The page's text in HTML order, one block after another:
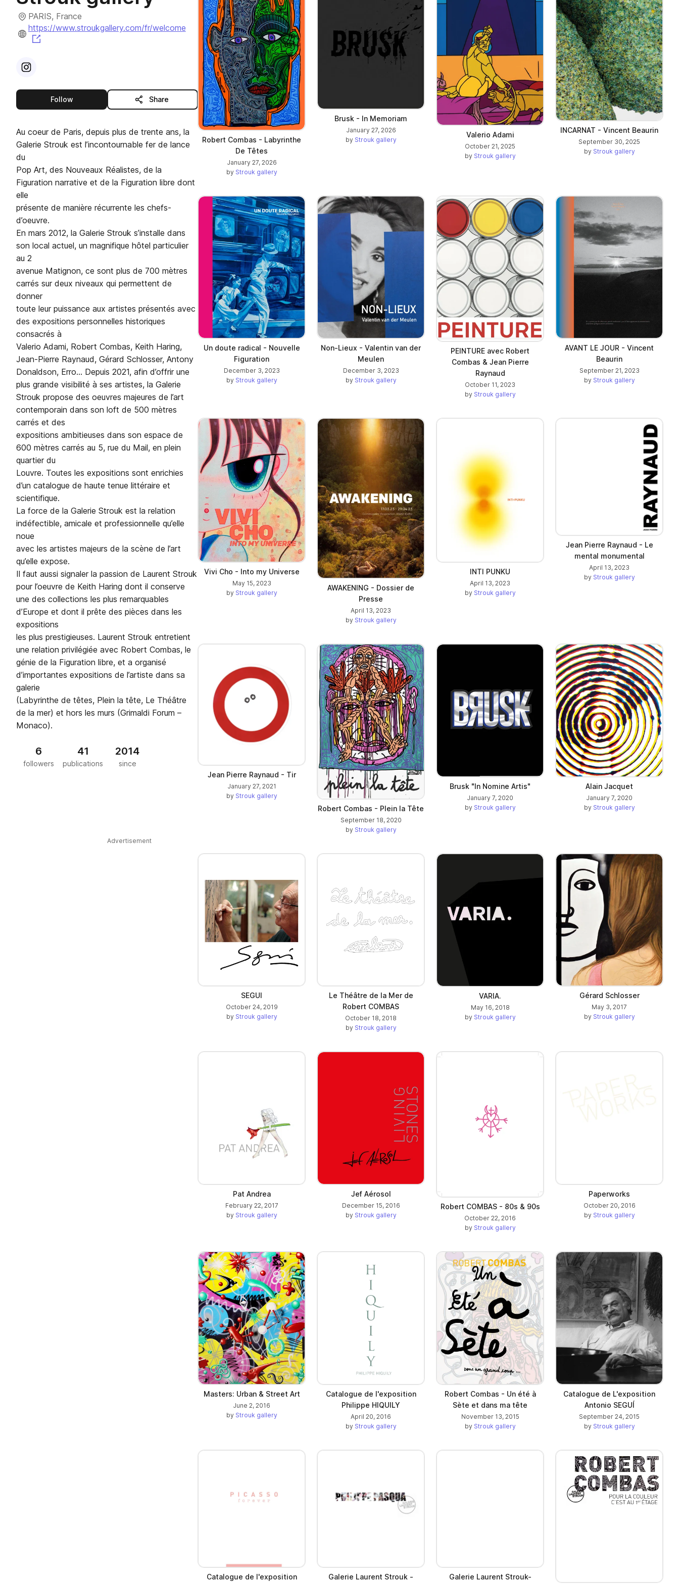
PARIS, France
https://www.stroukgallery.com/fr/welcome
Visit
Followthis publisher Share
Au coeur de Paris, depuis plus de trente ans, la
Galerie Strouk est l’incontournable fer de lance
du
Pop Art, des Nouveaux Réalistes, de la
Figuration narrative et de la Figuration libre dont
elle
présente de manière récurrente les chefs-
d’oeuvre.
En mars 2012, la Galerie Strouk s’installe dans
son local actuel, un magnifique hôtel particulier
au 2
avenue Matignon, ce sont plus de 700 mètres
carrés sur deux niveaux qui permettent de
donner
toute leur puissance aux artistes présentés avec
des expositions personnelles historiques
consacrés à
Valerio Adami, Robert Combas, Keith Haring,
Jean-Pierre Raynaud, Gérard Schlosser, Antony
Donaldson, Erro… Depuis 2021, afin d’offrir une
plus grande visibilité à ses artistes, la Galerie
Strouk propose des oeuvres majeures de l’art
contemporain dans son loft de 500 mètres
carrés et des
expositions ambitieuses dans son espace de
600 mètres carrés au 5, rue du Mail, en plein
quartier du
Louvre. Toutes les expositions sont enrichies
d’un catalogue de haute tenue littéraire et
scientifique.
La force de la Galerie Strouk est la relation
indéfectible, amicale et professionnelle qu’elle
noue
avec les artistes majeurs de la scène de l’art
qu’elle expose.
Il faut aussi signaler la passion de Laurent Strouk
pour l’oeuvre de Keith Haring dont il conserve
une des collections les plus remarquables
d’Europe et dont il prête des pièces dans les
expositions
les plus prestigieuses. Laurent Strouk entretient
une relation privilégiée avec Robert Combas, le
génie de la Figuration libre, et a organisé
d’importantes expositions de l’artiste dans sa
galerie
(Labyrinthe de têtes, Plein la tête, Le Théâtre
de la mer) et hors les murs (Grimaldi Forum –
Monaco).
6
followers
41
publications
2014
since
Advertisement
Robert Combas - Labyrinthe
De Têtes
January 27, 2026
by Strouk gallery
Brusk - In Memoriam
January 27, 2026
by Strouk gallery
Valerio Adami
October 21, 2025
by Strouk gallery
INCARNAT - Vincent Beaurin
September 30, 2025
by Strouk gallery
Un doute radical - Nouvelle
Figuration
December 3, 2023
by Strouk gallery
Non-Lieux - Valentin van der
Meulen
December 3, 2023
by Strouk gallery
PEINTURE avec Robert
Combas & Jean Pierre
Raynaud
October 11, 2023
by Strouk gallery
AVANT LE JOUR - Vincent
Beaurin
September 21, 2023
by Strouk gallery
Vivi Cho - Into my Universe
May 15, 2023
by Strouk gallery
AWAKENING - Dossier de
Presse
April 13, 2023
by Strouk gallery
INTI PUNKU
April 13, 2023
by Strouk gallery
Jean Pierre Raynaud - Le
mental monumental
April 13, 2023
by Strouk gallery
Jean Pierre Raynaud - Tir
January 27, 2021
by Strouk gallery
Robert Combas - Plein la Tête
September 18, 2020
by Strouk gallery
Brusk "In Nomine Artis"
January 7, 2020
by Strouk gallery
Alain Jacquet
January 7, 2020
by Strouk gallery
SEGUI
October 24, 2019
by Strouk gallery
Le Théâtre de la Mer de
Robert COMBAS
October 18, 2018
by Strouk gallery
VARIA.
May 16, 2018
by Strouk gallery
Gérard Schlosser
May 3, 2017
by Strouk gallery
Pat Andrea
February 22, 2017
by Strouk gallery
Jef Aérosol
December 15, 2016
by Strouk gallery
Robert COMBAS - 80s & 90s
October 22, 2016
by Strouk gallery
Paperworks
October 20, 2016
by Strouk gallery
Masters: Urban & Street Art
June 2, 2016
by Strouk gallery
Catalogue de l'exposition
Philippe HIQUILY
April 20, 2016
by Strouk gallery
Robert Combas - Un été à
Sète et dans ma tête
November 13, 2015
by Strouk gallery
Catalogue de L'exposition
Antonio SEGUÍ
September 24, 2015
by Strouk gallery
Catalogue de l'exposition
Galerie Laurent Strouk -
Galerie Laurent Strouk-